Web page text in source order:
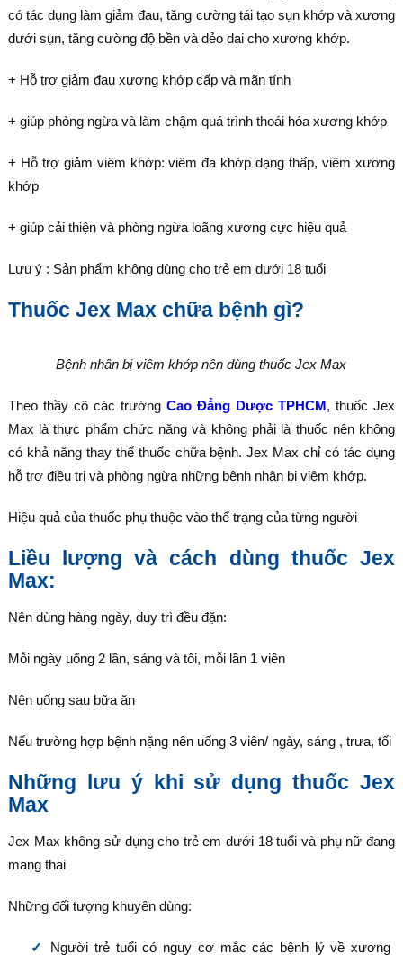
có tác dụng làm giảm đau, tăng cường tái tạo sụn khớp và xương
dưới sụn, tăng cường độ bền và dẻo dai cho xương khớp.
+ Hỗ trợ giảm đau xương khớp cấp và mãn tính
+ giúp phòng ngừa và làm chậm quá trình thoái hóa xương khớp
+ Hỗ trợ giảm viêm khớp: viêm đa khớp dạng thấp, viêm xương
khớp
+ giúp cải thiện và phòng ngừa loãng xương cực hiệu quả
Lưu ý : Sản phẩm không dùng cho trẻ em dưới 18 tuổi
Thuốc Jex Max chữa bệnh gì?
Bệnh nhân bị viêm khớp nên dùng thuốc Jex Max
Theo thầy cô các trường Cao Đẳng Dược TPHCM, thuốc Jex
Max là thực phẩm chức năng và không phải là thuốc nên không
có khả năng thay thế thuốc chữa bệnh. Jex Max chỉ có tác dụng
hỗ trợ điều trị và phòng ngừa những bệnh nhân bị viêm khớp.
Hiệu quả của thuốc phụ thuộc vào thể trạng của từng người
Liều lượng và cách dùng thuốc Jex
Max:
Nên dùng hàng ngày, duy trì đều đặn:
Mỗi ngày uống 2 lần, sáng và tối, mỗi lần 1 viên
Nên uống sau bữa ăn
Nếu trường hợp bệnh nặng nên uống 3 viên/ ngày, sáng , trưa, tối
Những lưu ý khi sử dụng thuốc Jex
Max
Jex Max không sử dụng cho trẻ em dưới 18 tuổi và phụ nữ đang
mang thai
Những đối tượng khuyên dùng:
Người trẻ tuổi có nguy cơ mắc các bệnh lý về xương